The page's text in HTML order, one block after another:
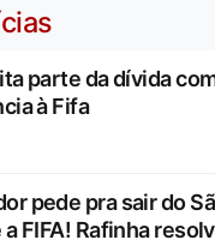
parte da dívida
à Fifa
pede pra sair do
a FIFA! Rafinha